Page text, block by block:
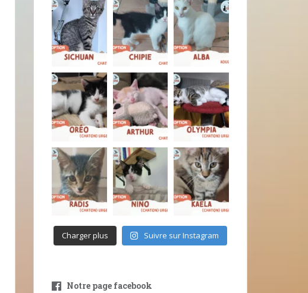
Charger plus Suivre sur Instagram
Notre page facebook